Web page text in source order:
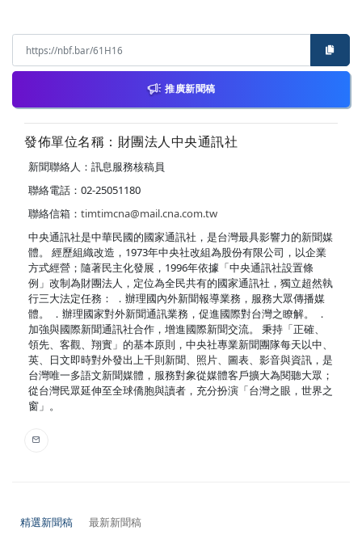
推廣新聞稿
發佈單位名稱：財團法人中央通訊社
新聞聯絡人：訊息服務核稿員
聯絡電話：02-25051180
聯絡信箱： timtimcna@mail.cna.com.tw
中央通訊社是中華民國的國家通訊社，是台灣最具影響力的新聞媒
體。 經歷組織改造，1973年中央社改組為股份有限公司，以企業
方式經營；隨著民主化發展，1996年依據「中央通訊社設置條
例」改制為財團法人，定位為全民共有的國家通訊社，獨立超然執
行三大法定任務： ．辦理國內外新聞報導業務，服務大眾傳播媒
體。 ．辦理國家對外新聞通訊業務，促進國際對台灣之瞭解。 ．
加強與國際新聞通訊社合作，增進國際新聞交流。 秉持「正確、
領先、客觀、翔實」的基本原則，中央社專業新聞團隊每天以中、
英、日文即時對外發出上千則新聞、照片、圖表、影音與資訊，是
台灣唯一多語文新聞媒體，服務對象從媒體客戶擴大為閱聽大眾；
從台灣民眾延伸至全球僑胞與讀者，充分扮演「台灣之眼，世界之
窗」。
精選新聞稿 最新新聞稿